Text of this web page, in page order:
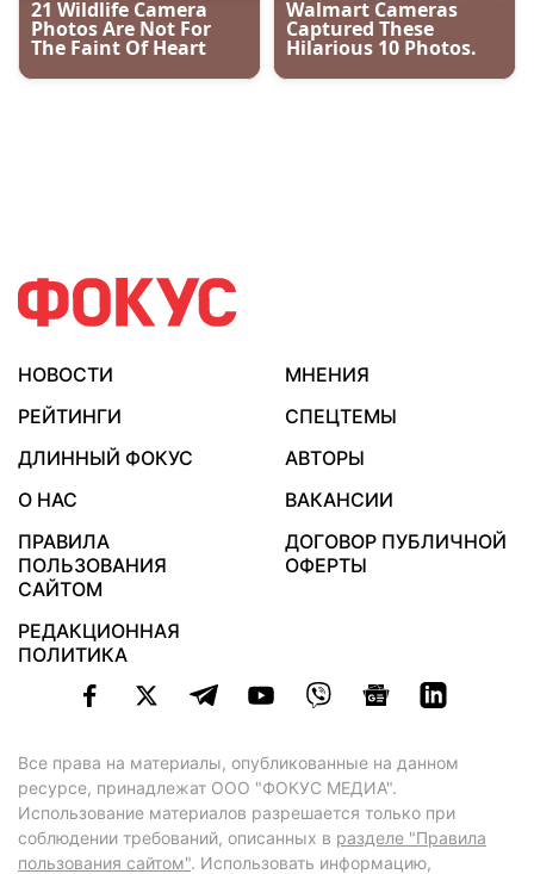
НОВОСТИ
МНЕНИЯ
РЕЙТИНГИ
СПЕЦТЕМЫ
ДЛИННЫЙ ФОКУС
АВТОРЫ
О НАС
ВАКАНСИИ
ПРАВИЛА
ПОЛЬЗОВАНИЯ
САЙТОМ
ДОГОВОР ПУБЛИЧНОЙ
ОФЕРТЫ
РЕДАКЦИОННАЯ
ПОЛИТИКА
Все права на материалы, опубликованные на данном
ресурсе, принадлежат ООО "ФОКУС МЕДИА".
Использование материалов разрешается только при
соблюдении требований, описанных в разделе "Правила
пользования сайтом". Использовать информацию,